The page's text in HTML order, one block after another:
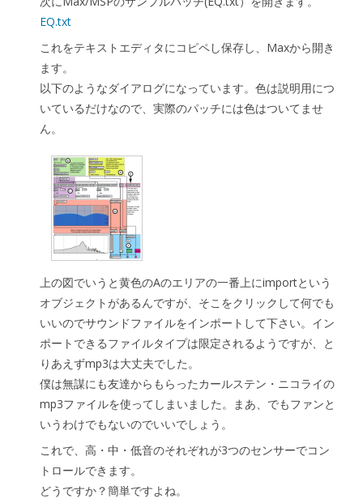
EQ.txt
これをテキストエディタにコピペし保存し、Maxから開き
ます。
以下のようなダイアログになっています。色は説明用につ
いているだけなので、実際のパッチには色はついてませ
ん。
上の図でいうと黄色のAのエリアの一番上にimportという
オブジェクトがあるんですが、そこをクリックして何でも
いいのでサウンドファイルをインポートして下さい。イン
ポートできるファイルタイプは限定されるようですが、と
りあえずmp3は大丈夫でした。
僕は無謀にも友達からもらったカールステン・ニコライの
mp3ファイルを使ってしまいました。まあ、でもファンと
いうわけでもないのでいいでしょう。
これで、高・中・低音のそれぞれが3つのセンサーでコン
トロールできます。
どうですか？簡単ですよね。